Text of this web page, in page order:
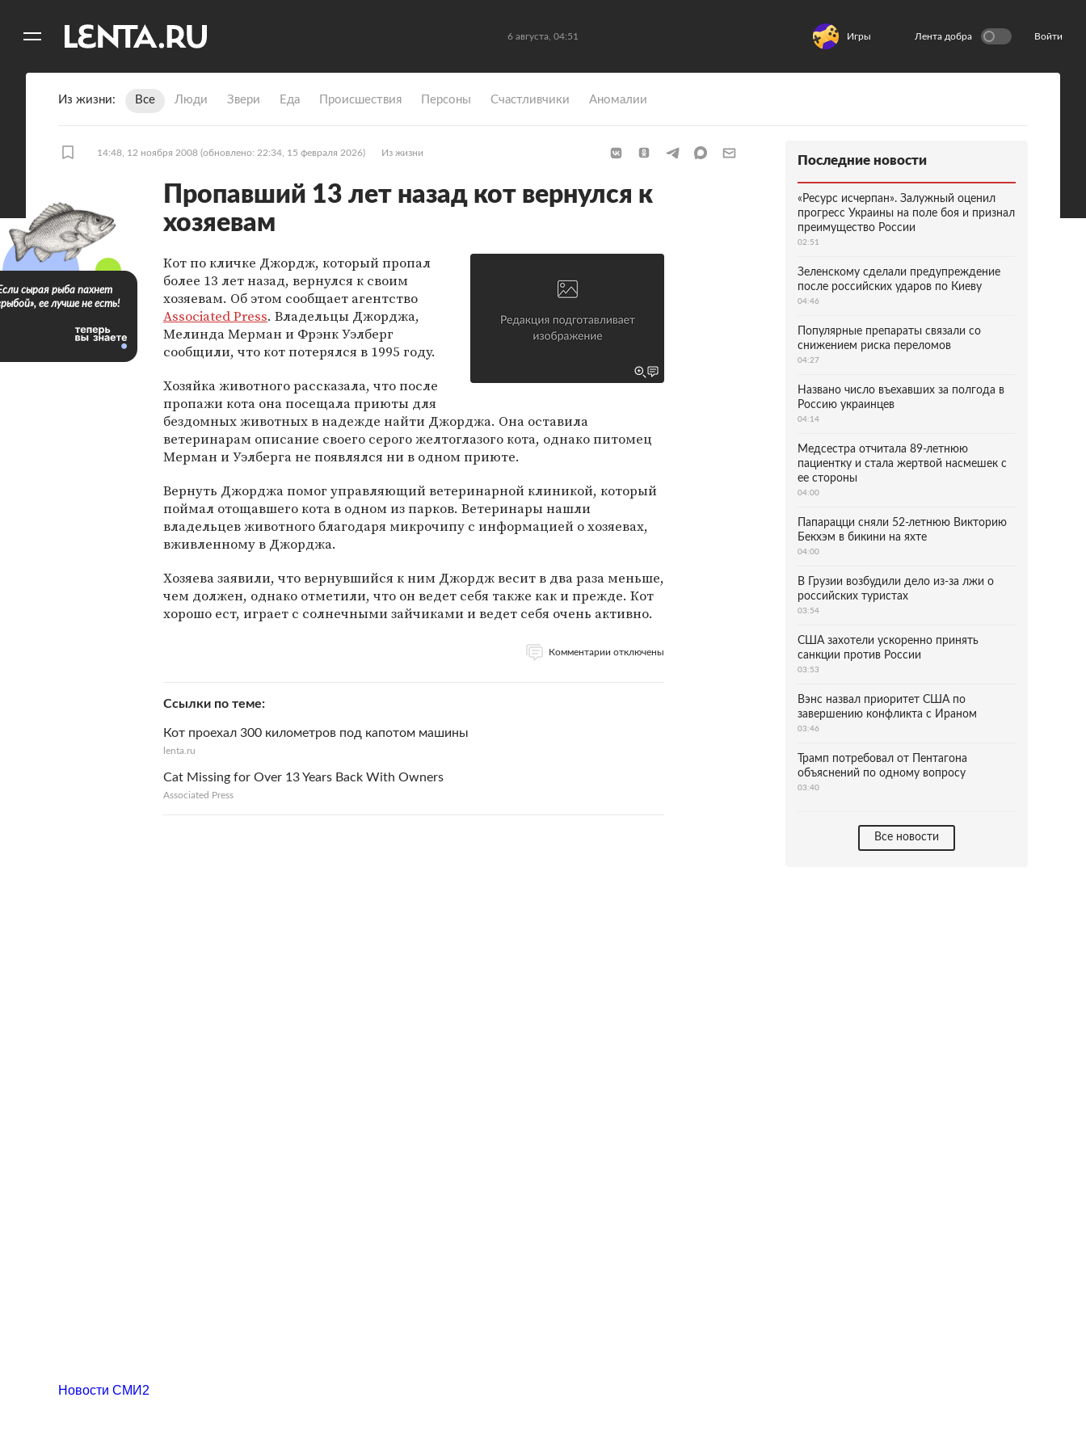
6 августа, 04:51 Игры Лента добра Войти
Из жизни Все Люди Звери Еда Происшествия Персоны Счастливчики Аномалии
14:48, 12 ноября 2008 (обновлено: 22:34, 15 февраля 2026) Из жизни
Пропавший 13 лет назад кот вернулся к
хозяевам
Кот по кличке Джордж, который пропал
более 13 лет назад, вернулся к своим
хозяевам. Об этом сообщает агентство
Associated Press. Владельцы Джорджа,
Мелинда Мерман и Фрэнк Уэлберг
сообщили, что кот потерялся в 1995 году.
Хозяйка животного рассказала, что после
пропажи кота она посещала приюты для
бездомных животных в надежде найти Джорджа. Она оставила
ветеринарам описание своего серого желтоглазого кота, однако питомец
Мерман и Уэлберга не появлялся ни в одном приюте.
Вернуть Джорджа помог управляющий ветеринарной клиникой, который
поймал отощавшего кота в одном из парков. Ветеринары нашли
владельцев животного благодаря микрочипу с информацией о хозяевах,
вживленному в Джорджа.
Хозяева заявили, что вернувшийся к ним Джордж весит в два раза меньше,
чем должен, однако отметили, что он ведет себя также как и прежде. Кот
хорошо ест, играет с солнечными зайчиками и ведет себя очень активно.
Комментарии отключены
Ссылки по теме
Кот проехал 300 километров под капотом машины
lenta.ru
Cat Missing for Over 13 Years Back With Owners
Associated Press
сырая рыба пахнет
ее лучше не есть!
Последние новости
«Ресурс исчерпан». Залужный оценил
прогресс Украины на поле боя и признал
преимущество России
02:51
Зеленскому сделали предупреждение
после российских ударов по Киеву
04:46
Популярные препараты связали со
снижением риска переломов
04:27
Названо число въехавших за полгода в
Россию украинцев
04:14
Медсестра отчитала 89-летнюю
пациентку и стала жертвой насмешек с
ее стороны
04:00
Папарацци сняли 52-летнюю Викторию
Бекхэм в бикини на яхте
04:00
В Грузии возбудили дело из-за лжи о
российских туристах
03:54
США захотели ускоренно принять
санкции против России
03:53
Вэнс назвал приоритет США по
завершению конфликта с Ираном
03:46
Трамп потребовал от Пентагона
объяснений по одному вопросу
03:40
Все новости
Новости СМИ2